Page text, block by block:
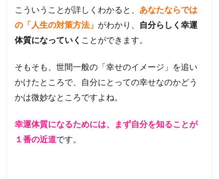
こういうことが詳しくわかると、 あなたならでは
の「人生の対策方法」 がわかり、 自分らしく幸運
体質になっていく ことができます。
そもそも、世間一般の「幸せのイメージ」を追い
かけたところで、自分にとっての幸せなのかどう
かは微妙なところですよね。
幸運体質になるためには、まず自分を知ることが
１番の近道です。